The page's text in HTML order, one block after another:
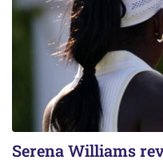
Serena Williams